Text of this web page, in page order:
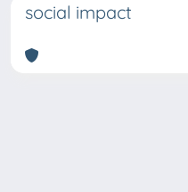
social impact